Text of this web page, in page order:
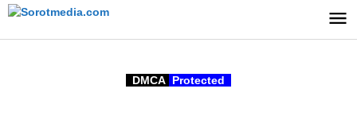
Lewati
konten
DMCA Protected